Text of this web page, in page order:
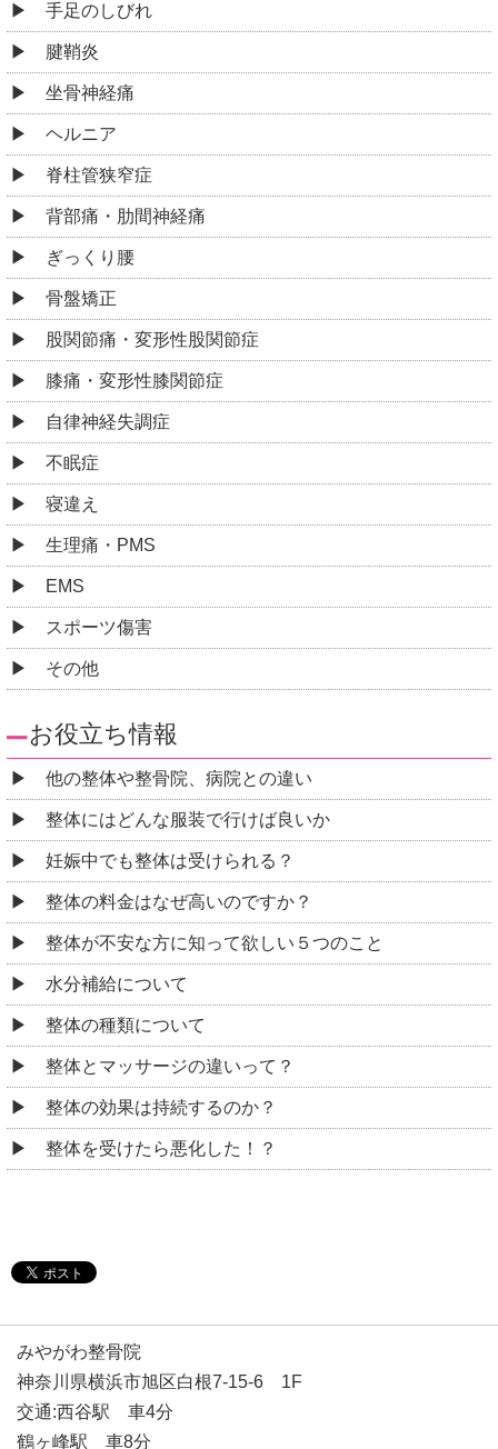
手足のしびれ
腱鞘炎
坐骨神経痛
ヘルニア
脊柱管狭窄症
背部痛・肋間神経痛
ぎっくり腰
骨盤矯正
股関節痛・変形性股関節症
膝痛・変形性膝関節症
自律神経失調症
不眠症
寝違え
生理痛・PMS
EMS
スポーツ傷害
その他
お役立ち情報
他の整体や整骨院、病院との違い
整体にはどんな服装で行けば良いか
妊娠中でも整体は受けられる？
整体の料金はなぜ高いのですか？
整体が不安な方に知って欲しい５つのこと
水分補給について
整体の種類について
整体とマッサージの違いって？
整体の効果は持続するのか？
整体を受けたら悪化した！？
みやがわ整骨院
神奈川県横浜市旭区白根7-15-6 1F
交通:西谷駅 車4分
鶴ヶ峰駅 車8分